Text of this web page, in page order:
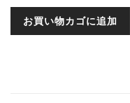
お買い物カゴに追加